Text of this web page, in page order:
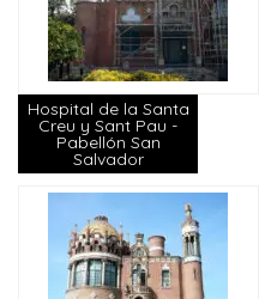
Hospital de la Santa
Creu y Sant Pau -
Pabellón San
Salvador